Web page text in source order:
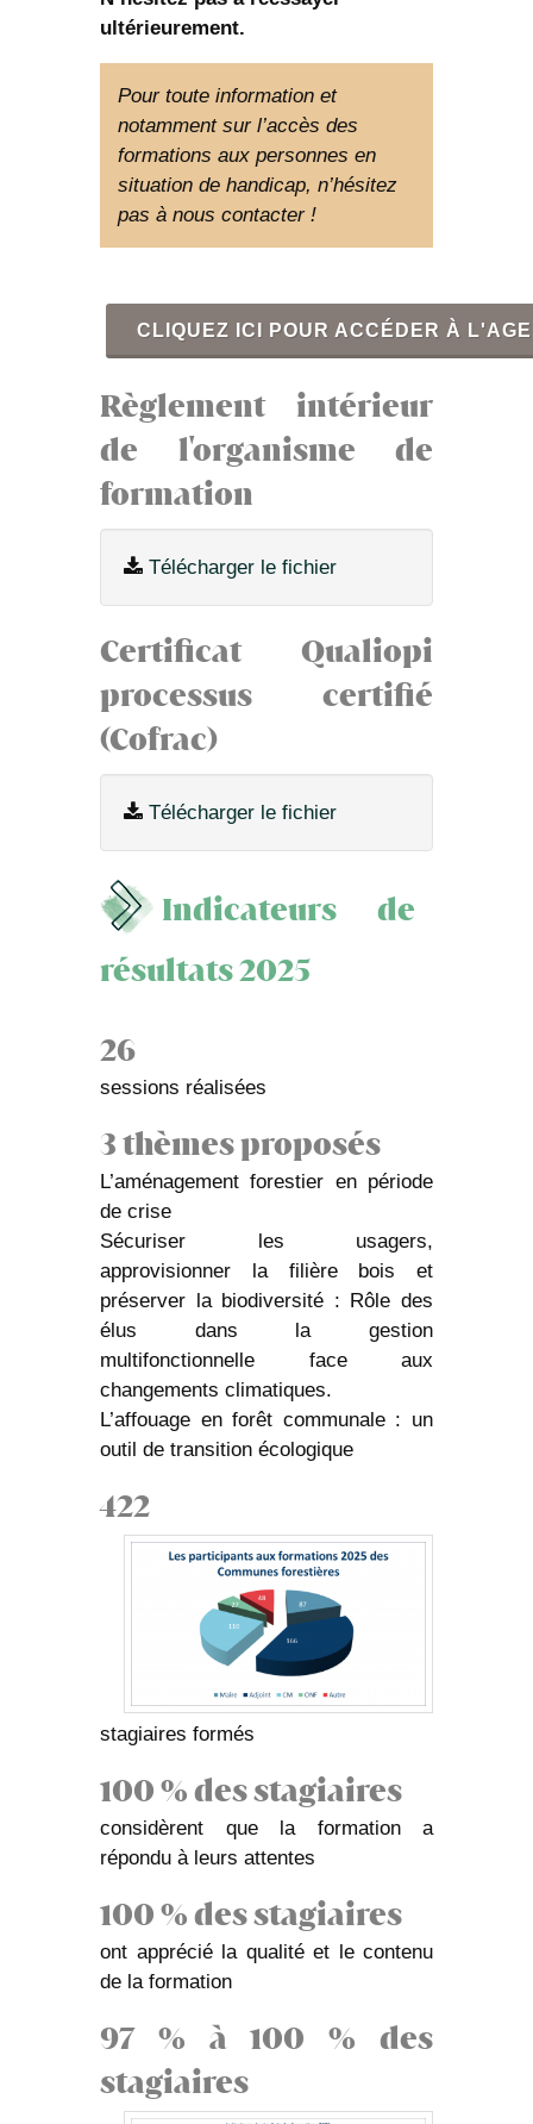
ultérieurement.
Pour toute information et
notamment sur l’accès des
formations aux personnes en
situation de handicap, n’hésitez
pas à nous contacter !
CLIQUEZ ICI POUR ACCÉDER À
Règlement intérieur
de l'organisme de
formation
Télécharger le fichier
Certificat Qualiopi
processus certifié
(Cofrac)
Télécharger le fichier
Indicateurs de
résultats 2025
26
sessions réalisées
3 thèmes proposés
L’aménagement forestier en période
de crise
Sécuriser les usagers,
approvisionner la filière bois et
préserver la biodiversité : Rôle des
élus dans la gestion
multifonctionnelle face aux
changements climatiques.
L’affouage en forêt communale : un
outil de transition écologique
422
stagiaires formés
100 % des stagiaires
considèrent que la formation a
répondu à leurs attentes
100 % des stagiaires
ont apprécié la qualité et le contenu
de la formation
97 % à 100 % des
stagiaires